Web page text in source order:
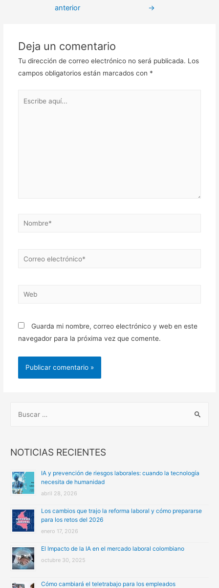
anterior →
Deja un comentario
Tu dirección de correo electrónico no será publicada. Los
campos obligatorios están marcados con *
Nombre*
Correo
Web
Guarda mi nombre, correo electrónico y web en este
navegador para la próxima vez que comente.
c
r
NOTICIAS RECIENTES
IA y prevención de riesgos laborales: cuando la tecnología
necesita de humanidad
abril 28, 2026
Los cambios que trajo la reforma laboral y cómo prepararse
para los retos del 2026
enero 17, 2026
El Impacto de la IA en el mercado laboral colombiano
octubre 30, 2025
Cómo cambiará el teletrabajo para los empleados